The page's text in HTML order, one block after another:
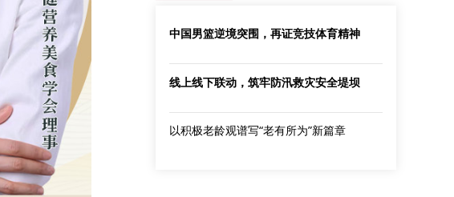
中国男篮逆境突围，再证竞技体育精神
线上线下联动，筑牢防汛救灾安全堤坝
以积极老龄观谱写“老有所为”新篇章